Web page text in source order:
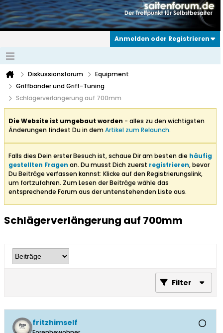
Anmelden oder Registrieren
Diskussionsforum
Equipment
Griffbänder und Griff-Tuning
Schlägerverlängerung auf 700mm
Die Website ist umgebaut worden - alles zu den wichtigsten
Änderungen findest Du in demArtikel zum Relaunch.
Falls dies Dein erster Besuch ist, schaue Dir am besten die häufig
gestellten Fragen an. Du musst Dich zuerst registrieren, bevor
Du Beiträge verfassen kannst: Klicke auf den Registrierungslink,
um fortzufahren. Zum Lesen der Beiträge wähle das
entsprechende Forum aus der untenstehenden Liste aus.
Schlägerverlängerung auf 700mm
Filter
fritzhimself